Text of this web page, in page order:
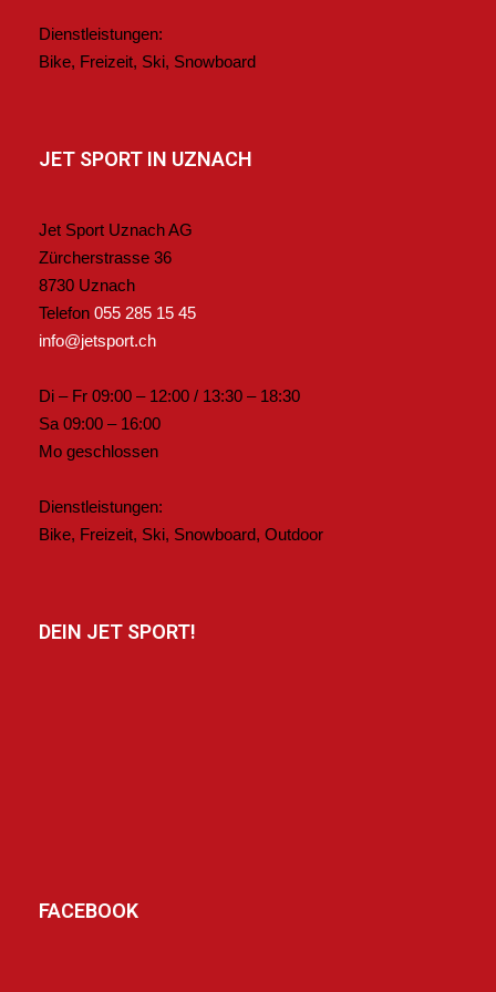
Dienstleistungen:
Bike, Freizeit, Ski, Snowboard
JET SPORT IN UZNACH
Jet Sport Uznach AG
Zürcherstrasse 36
8730 Uznach
Telefon 055 285 15 45
info@jetsport.ch
Di – Fr 09:00 – 12:00 / 13:30 – 18:30
Sa 09:00 – 16:00
Mo geschlossen
Dienstleistungen:
Bike, Freizeit, Ski, Snowboard, Outdoor
DEIN JET SPORT!
FACEBOOK